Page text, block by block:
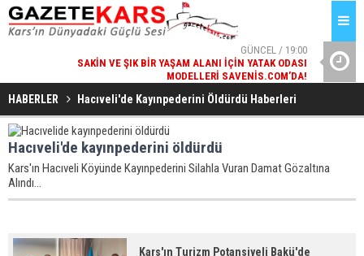
GÜNCEL / 19:00
SAKIN VE ŞIK BIR YAŞAM ALANI İÇIN YATAK ODASI
MODELLERI SAVENIS.COM’DA!
HABERLER Hacıveli'de Kayınpederini Öldürdü Haberleri
Hacıveli'de kayınpederini öldürdü
Kars'ın Hacıveli Köyünde Kayınpederini Silahla Vuran Damat Gözaltına
Alındı...
Kars'ın Turizm Potansiyeli Bakü'de